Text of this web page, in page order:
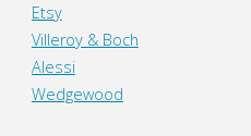
Etsy
Villeroy & Boch
Alessi
Wedgewood